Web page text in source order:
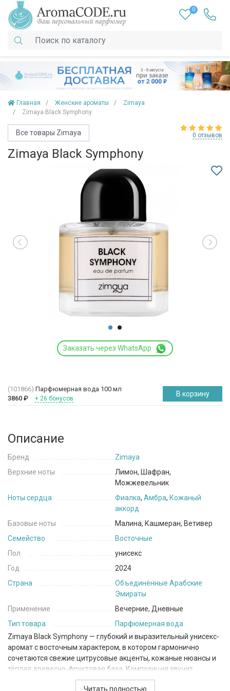
0
Главная Женские ароматы
Zimaya
Zimaya Black Symphony
Все товары Zimaya 0 отзывов
Zimaya Black Symphony
Заказать через WhatsApp
(101866) Парфюмерная вода 100 мл
3860 ₽ + 26 бонусов
В корзину
Описание
Бренд
Zimaya
Верхние ноты
Лимон, Шафран,
Можжевельник
Ноты сердца
Фиалка, Амбра, Кожаный
аккорд
Базовые ноты
Малина, Кашмеран, Ветивер
Семейство
Восточные
Пол
унисекс
Год
2024
Страна
Объединённые Арабские
Эмираты
Применение
Вечерние, Дневные
Тип товара
Парфюмерная вода
Zimaya Black Symphony — глубокий и выразительный унисекс-
аромат с восточным характером, в котором гармонично
сочетаются свежие цитрусовые акценты, кожаные нюансы и
тёплая древесно-фруктовая база. Композиция звучит
контрастно и многослойно, создавая атмосферу загадочности
Читать полностью